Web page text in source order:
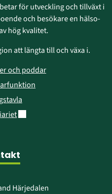
för utveckling och tillväxt i
och besökare en hälso-
hög kvalitet.
att längta till och växa i.
och poddar
Länk till annan webbplats.
Härjedalen